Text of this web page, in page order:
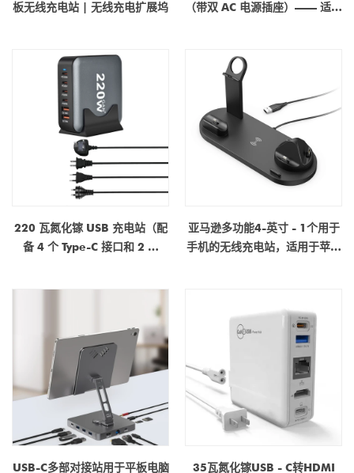
板无线充电站 | 无线充电扩展坞
（带双 AC 电源插座）—— 适用
220 瓦氮化镓 USB 充电站（配
备 4 个 Type-C 接口和 2 个
亚马逊多功能4-英寸 - 1个用于
手机的无线充电站，适用于苹果
USB-C多部对接站用于平板电脑
35瓦氮化镓USB - C转HDMI